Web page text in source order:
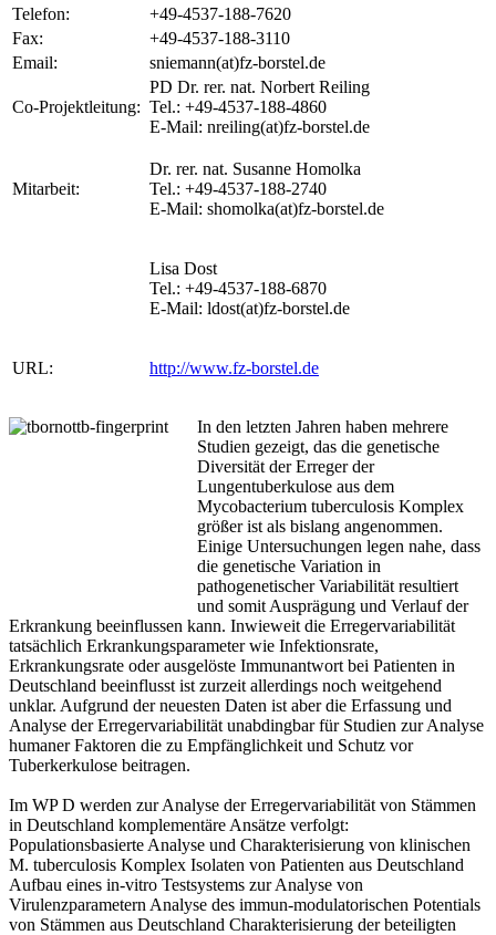
Telefon:
+49-4537-188-7620
Fax:
+49-4537-188-3110
Email:
sniemann(at)fz-borstel.de
Co-Projektleitung:
PD Dr. rer. nat. Norbert Reiling
Tel.: +49-4537-188-4860
E-Mail: nreiling(at)fz-borstel.de
Mitarbeit:
Dr. rer. nat. Susanne Homolka
Tel.: +49-4537-188-2740
E-Mail: shomolka(at)fz-borstel.de
Lisa Dost
Tel.: +49-4537-188-6870
E-Mail: ldost(at)fz-borstel.de
URL: http://www.fz-borstel.de
In den letzten Jahren haben mehrere
Studien gezeigt, das die genetische
Diversität der Erreger der
Lungentuberkulose aus dem
Mycobacterium tuberculosis Komplex
größer ist als bislang angenommen.
Einige Untersuchungen legen nahe, dass
die genetische Variation in
pathogenetischer Variabilität resultiert
und somit Ausprägung und Verlauf der
Erkrankung beeinflussen kann. Inwieweit die Erregervariabilität
tatsächlich Erkrankungsparameter wie Infektionsrate,
Erkrankungsrate oder ausgelöste Immunantwort bei Patienten in
Deutschland beeinflusst ist zurzeit allerdings noch weitgehend
unklar. Aufgrund der neuesten Daten ist aber die Erfassung und
Analyse der Erregervariabilität unabdingbar für Studien zur Analyse
humaner Faktoren die zu Empfänglichkeit und Schutz vor
Tuberkerkulose beitragen.
Im WP D werden zur Analyse der Erregervariabilität von Stämmen
in Deutschland komplementäre Ansätze verfolgt:
Populationsbasierte Analyse und Charakterisierung von klinischen
M. tuberculosis Komplex Isolaten von Patienten aus Deutschland
Aufbau eines in-vitro Testsystems zur Analyse von
Virulenzparametern Analyse des immun-modulatorischen Potentials
von Stämmen aus Deutschland Charakterisierung der beteiligten